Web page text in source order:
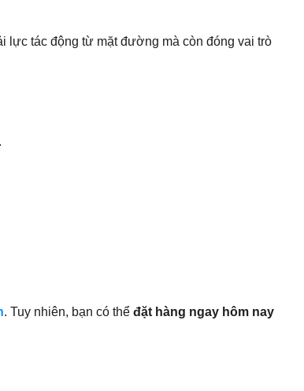
lực tác động từ mặt đường mà còn đóng vai trò
. Tuy nhiên, bạn có thể đặt hàng ngay hôm nay